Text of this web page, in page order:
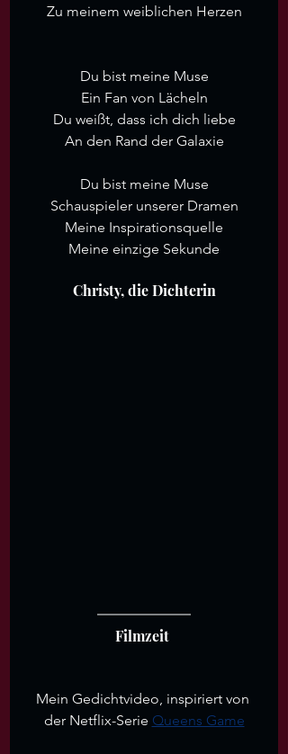
Zu meinem weiblichen Herzen
Du bist meine Muse
Ein Fan von Lächeln
Du weißt, dass ich dich liebe
An den Rand der Galaxie
Du bist meine Muse
Schauspieler unserer Dramen
Meine Inspirationsquelle
Meine einzige Sekunde
Christy, die Dichterin
Filmzeit
Mein Gedichtvideo, inspiriert von
der Netflix-Serie Queens Game